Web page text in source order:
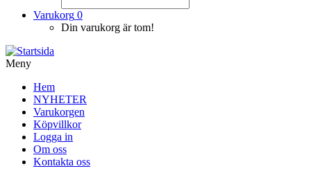
Varukorg 0
Din varukorg är tom!
Meny
Hem
NYHETER
Varukorgen
Köpvillkor
Logga in
Om oss
Kontakta oss